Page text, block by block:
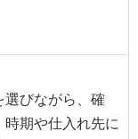
選びながら、確
期や仕入れ先に